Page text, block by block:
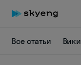
Все статьи Вики